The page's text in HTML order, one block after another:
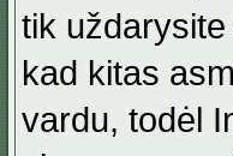
tik
kad kitas
vardu, todėl